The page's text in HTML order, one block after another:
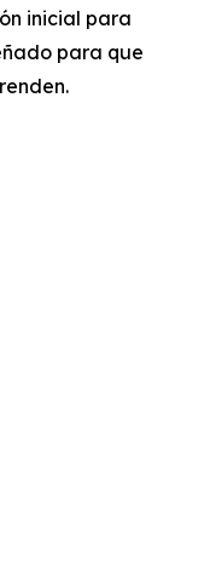
inicial para
para que